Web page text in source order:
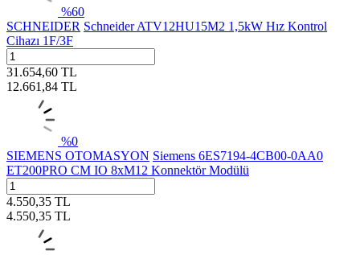
%60
SCHNEIDER Schneider ATV12HU15M2 1,5kW Hız Kontrol
Cihazı 1F/3F
31.654,60 TL
12.661,84 TL
%0
SIEMENS OTOMASYON Siemens 6ES7194-4CB00-0AA0
ET200PRO CM IO 8xM12 Konnektör Modülü
4.550,35 TL
4.550,35 TL